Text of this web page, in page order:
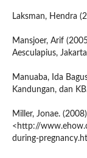
Laksman, Hendra
Mansjoer, Arif
Aesculapius, Jakarta
Manuaba, Ida
Kandungan, dan
Miller, Jonae.
<http://
during-